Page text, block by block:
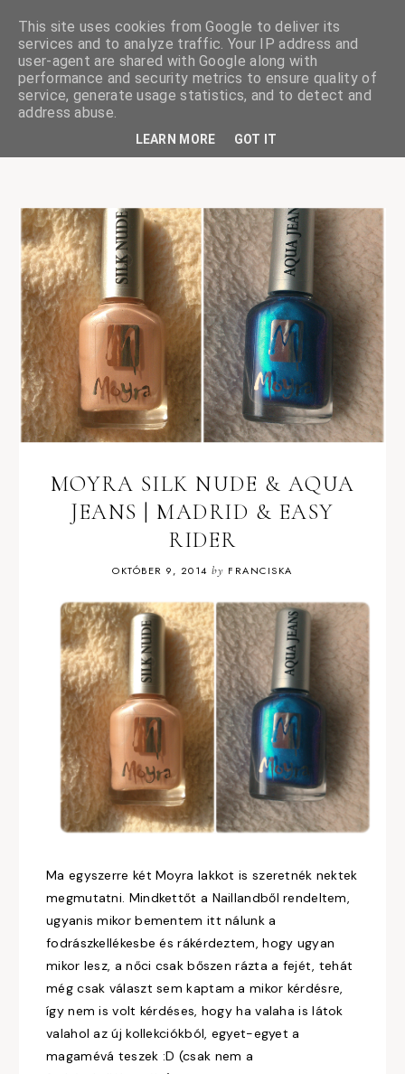
ciskaságok
MOYRA SILK NUDE & AQUA
JEANS | MADRID & EASY
RIDER
OKTÓBER 9, 2014 by FRANCISKA
Ma egyszerre két Moyra lakkot is szeretnék nektek
megmutatni. Mindkettőt a Naillandből rendeltem,
ugyanis mikor bementem itt nálunk a
fodrászkellékesbe és rákérdeztem, hogy ugyan
mikor lesz, a nőci csak bőszen rázta a fejét, tehát
még csak választ sem kaptam a mikor kérdésre,
így nem is volt kérdéses, hogy ha valaha is látok
valahol az új kollekciókból, egyet-egyet a
magamévá teszek :D (csak nem a
This site uses cookies from Google to deliver its
services and to analyze traffic. Your IP address and
user-agent are shared with Google along with
performance and security metrics to ensure quality of
service, generate usage statistics, and to detect and
address abuse.
LEARN MORE GOT IT